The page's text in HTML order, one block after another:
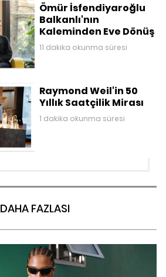
Ömür İsfendiyaroğlu
Balkanlı'nın
Kaleminden Eve Dönüş
11 dakika okunma süresi
Raymond Weil'in 50
Yıllık Saatçilik Mirası
1 dakika okunma süresi
DAHA FAZLASI